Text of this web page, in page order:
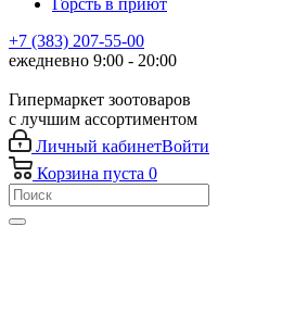
Горсть в приют
+7 (383) 207-55-00
ежедневно 9:00 - 20:00
Гипермаркет зоотоваров
с лучшим ассортиментом
Личный кабинетВойти
Корзина пуста 0